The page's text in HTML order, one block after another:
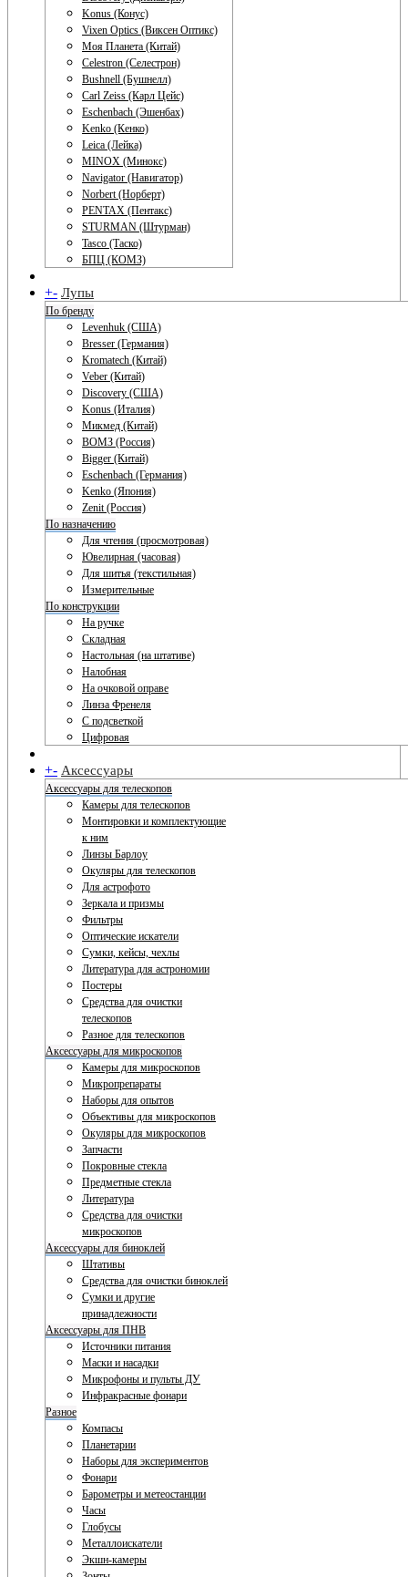
Konus (Конус)
Vixen Optics (Виксен Оптикс)
Моя Планета (Китай)
Celestron (Селестрон)
Bushnell (Бушнелл)
Carl Zeiss (Карл Цейс)
Eschenbach (Эшенбах)
Kenko (Кенко)
Leica (Лейка)
MINOX (Минокс)
Navigator (Навигатор)
Norbert (Норберт)
PENTAX (Пентакс)
STURMAN (Штурман)
Tasco (Таско)
БПЦ (КОМЗ)
+- Лупы
По бренду
Levenhuk (США)
Bresser (Германия)
Kromatech (Китай)
Veber (Китай)
Discovery (США)
Konus (Италия)
Микмед (Китай)
ВОМЗ (Россия)
Bigger (Китай)
Eschenbach (Германия)
Kenko (Япония)
Zenit (Россия)
По назначению
Для чтения (просмотровая)
Ювелирная (часовая)
Для шитья (текстильная)
Измерительные
По конструкции
На ручке
Складная
Настольная (на штативе)
Налобная
На очковой оправе
Линза Френеля
С подсветкой
Цифровая
+- Аксессуары
Аксессуары для телескопов
Камеры для телескопов
Монтировки и комплектующие
к ним
Линзы Барлоу
Окуляры для телескопов
Для астрофото
Зеркала и призмы
Фильтры
Оптические искатели
Сумки, кейсы, чехлы
Литература для астрономии
Постеры
Средства для очистки
телескопов
Разное для телескопов
Аксессуары для микроскопов
Камеры для микроскопов
Микропрепараты
Наборы для опытов
Объективы для микроскопов
Окуляры для микроскопов
Запчасти
Покровные стекла
Предметные стекла
Литература
Средства для очистки
микроскопов
Аксессуары для биноклей
Штативы
Средства для очистки биноклей
Сумки и другие
принадлежности
Аксессуары для ПНВ
Источники питания
Маски и насадки
Микрофоны и пульты ДУ
Инфракрасные фонари
Разное
Компасы
Планетарии
Наборы для экспериментов
Фонари
Барометры и метеостанции
Часы
Глобусы
Металлоискатели
Экшн-камеры